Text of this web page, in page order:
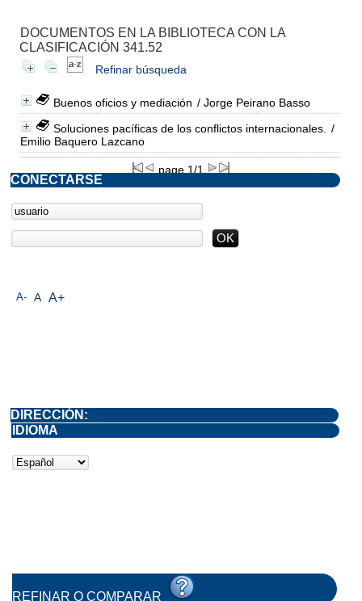
DOCUMENTOS EN LA BIBLIOTECA CON LA
CLASIFICACIÓN 341.52
Refinar búsqueda
Buenos oficios y mediación / Jorge Peirano Basso
Soluciones pacíficas de los conflictos internacionales.
/
Emilio Baquero Lazcano
page 1/1
A- A A+
CONECTARSE
DIRECCIÓN:
IDIOMA
REFINAR O COMPARAR